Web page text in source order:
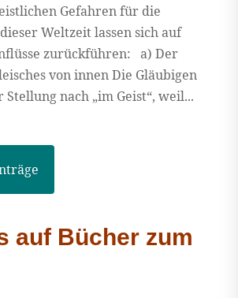
Gefahren für die
Weltzeit lassen sich auf
zurückführen: a) Der
von innen Die Gläubigen
nach „im Geist“, weil...
auf Bücher zum